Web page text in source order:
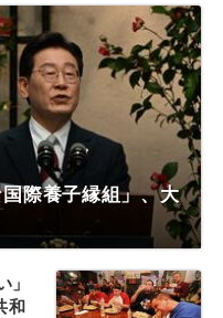
際養子縁組」、大
和